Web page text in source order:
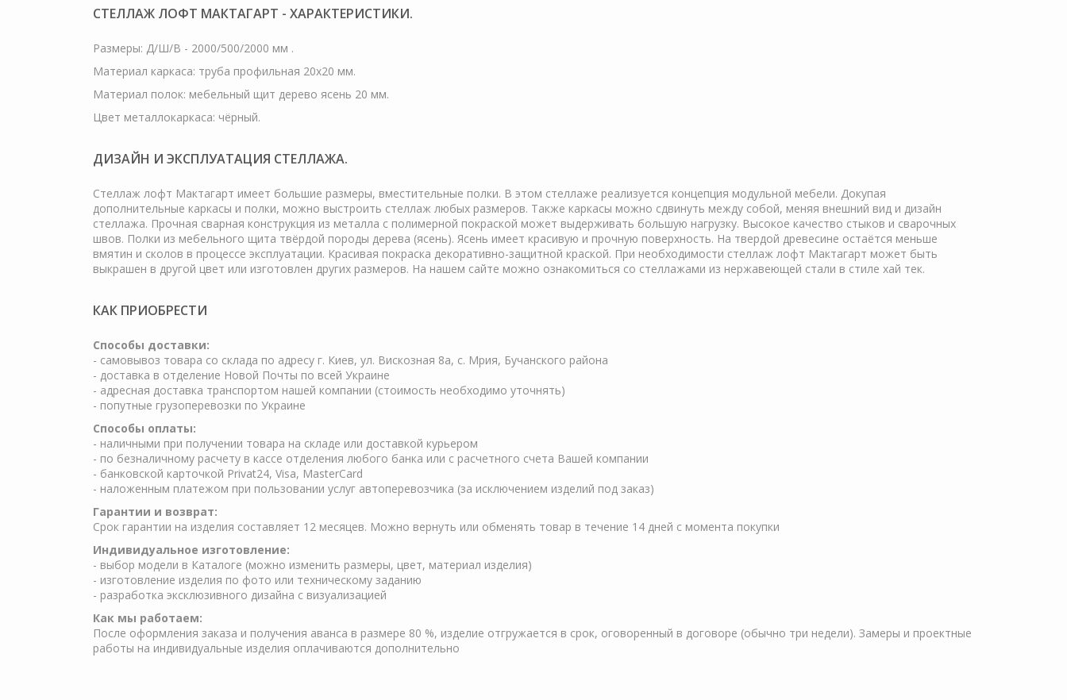
СТЕЛЛАЖ ЛОФТ МАКТАГАРТ - ХАРАКТЕРИСТИКИ.
Размеры: Д/Ш/В - 2000/500/2000 мм .
Материал каркаса: труба профильная 20х20 мм.
Материал полок: мебельный щит дерево ясень 20 мм.
Цвет металлокаркаса: чёрный.
ДИЗАЙН И ЭКСПЛУАТАЦИЯ СТЕЛЛАЖА.
Стеллаж лофт Мактагарт имеет большие размеры, вместительные полки. В этом стеллаже реализуется концепция модульной мебели. Докупая
дополнительные каркасы и полки, можно выстроить стеллаж любых размеров. Также каркасы можно сдвинуть между собой, меняя внешний вид и дизайн
стеллажа. Прочная сварная конструкция из металла с полимерной покраской может выдерживать большую нагрузку. Высокое качество стыков и сварочных
швов. Полки из мебельного щита твёрдой породы дерева (ясень). Ясень имеет красивую и прочную поверхность. На твердой древесине остаётся меньше
вмятин и сколов в процессе эксплуатации. Красивая покраска декоративно-защитной краской. При необходимости стеллаж лофт Мактагарт может быть
выкрашен в другой цвет или изготовлен других размеров. На нашем сайте можно ознакомиться со стеллажами из нержавеющей стали в стиле хай тек.
КАК ПРИОБРЕСТИ
Cпособы доставки:
- самовывоз товара со склада по адресу г. Киев, ул. Вискозная 8а, с. Мрия, Бучанского района
- доставка в отделение Новой Почты по всей Украине
- адресная доставка транспортом нашей компании (стоимость необходимо уточнять)
- попутные грузоперевозки по Украине
Способы оплаты:
- наличными при получении товара на складе или доставкой курьером
- по безналичному расчету в кассе отделения любого банка или с расчетного счета Вашей компании
- банковской карточкой Privat24, Visa, MasterCard
- наложенным платежом при пользовании услуг автоперевозчика (за исключением изделий под заказ)
Гарантии и возврат:
Срок гарантии на изделия составляет 12 месяцев. Можно вернуть или обменять товар в течение 14 дней с момента покупки
Индивидуальное изготовление:
- выбор модели в Каталоге (можно изменить размеры, цвет, материал изделия)
- изготовление изделия по фото или техническому заданию
- разработка эксклюзивного дизайна с визуализацией
Как мы работаем:
После оформления заказа и получения аванса в размере 80 %, изделие отгружается в срок, оговоренный в договоре (обычно три недели). Замеры и проектные
работы на индивидуальные изделия оплачиваются дополнительно